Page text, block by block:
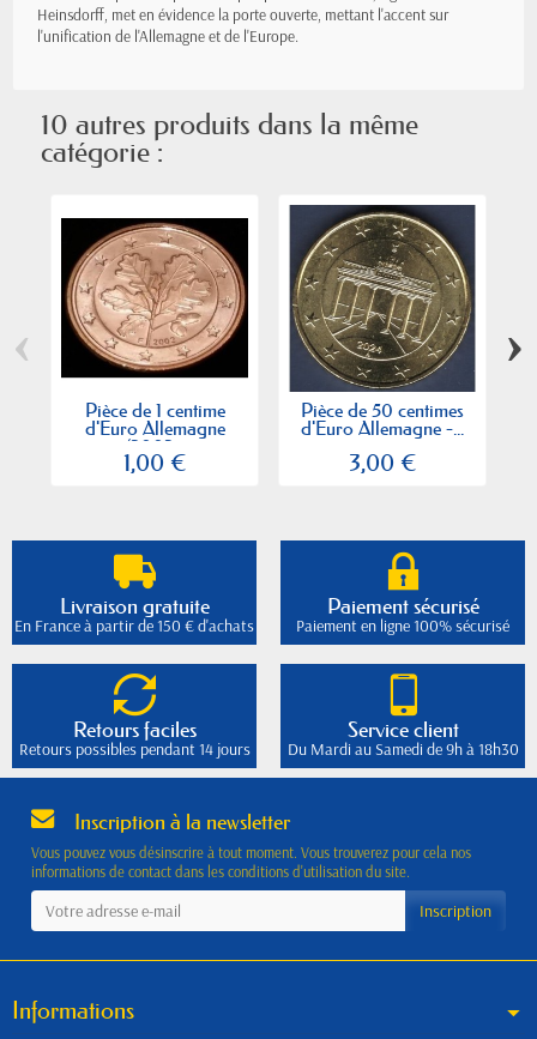
Heinsdorff, met en évidence la porte ouverte, mettant l'accent sur
l'unification de l'Allemagne et de l'Europe.
10 autres produits dans la même
catégorie :
Pièce de 1 centime
d'Euro Allemagne
(2002...
1,00 €
Pièce de 50 centimes
d'Euro Allemagne -...
3,00 €
‹ ›
Livraison gratuite
En France à partir de 150 € d'achats
Paiement sécurisé
Paiement en ligne 100% sécurisé
Retours faciles
Retours possibles pendant 14 jours
Service client
Du Mardi au Samedi de 9h à 18h30
Inscription à la newsletter
Vous pouvez vous désinscrire à tout moment. Vous trouverez pour cela nos
informations de contact dans les conditions d'utilisation du site.
Informations